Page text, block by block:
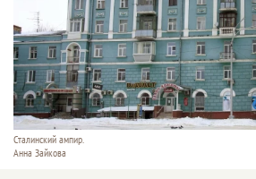
Сталинский ампир.
Анна Зайкова